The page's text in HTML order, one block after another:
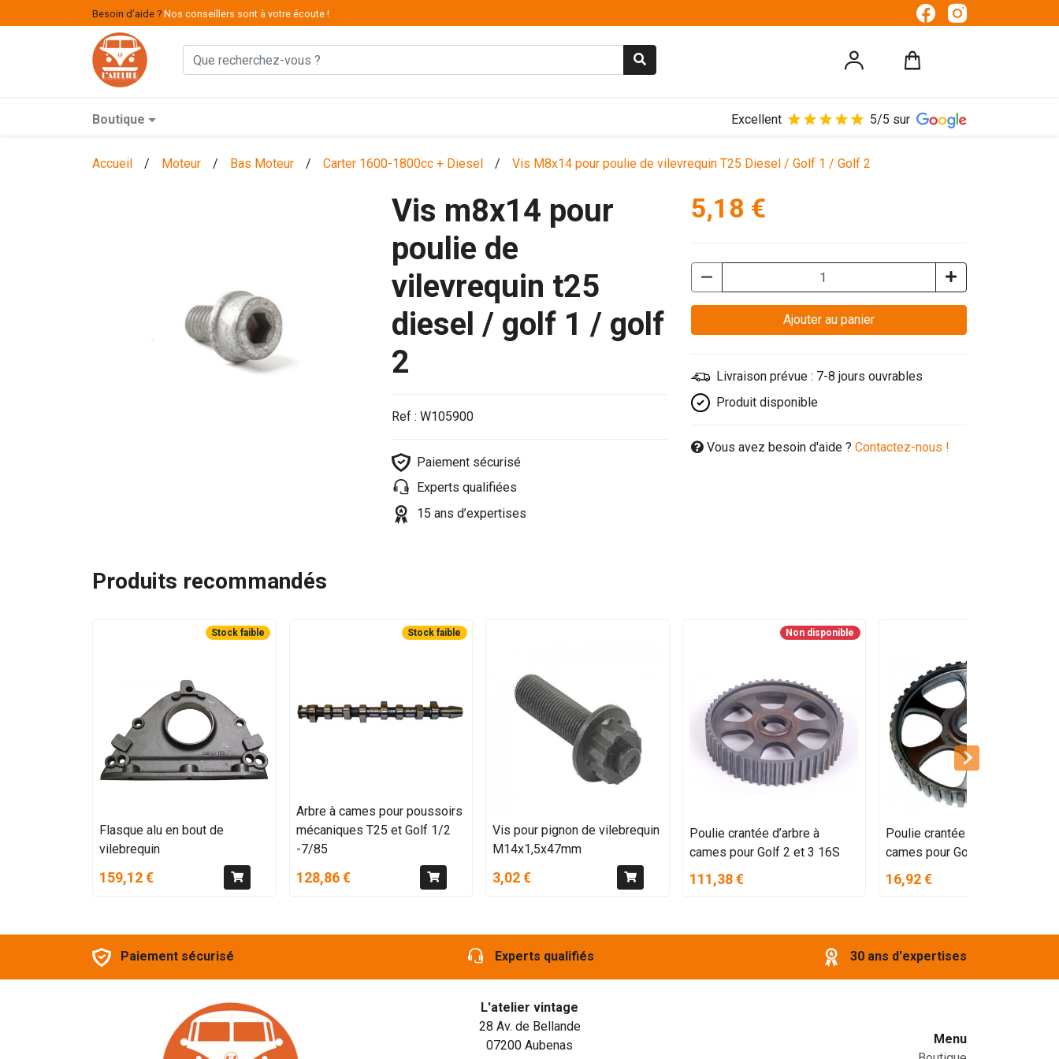
Besoin d’aide ? Nos conseillers sont à votre écoute !
Boutique Excellent 5/5 sur
Accueil / Moteur / Bas Moteur / Carter 1600-1800cc + Diesel / Vis M8x14 pour poulie de vilevrequin T25 Diesel / Golf 1 / Golf 2
Vis m8x14 pour
poulie de
vilevrequin t25
diesel / golf 1 / golf
2
Ref : W105900
Paiement sécurisé
Experts qualifiées
15 ans d’expertises
5,18 €
Ajouter au panier
Livraison prévue : 7-8 jours ouvrables
Produit disponible
Vous avez besoin d'aide ? Contactez-nous !
Produits recommandés
Stock faible
Flasque alu en bout de
vilebrequin
159,12 €
Stock faible
Arbre à cames pour poussoirs
mécaniques T25 et Golf 1/2
-7/85
128,86 €
Vis pour pignon de vilebrequin
M14x1,5x47mm
3,02 €
Non disponible
Poulie crantée d’arbre à
cames pour Golf 2 et 3 16S
111,38 €
Poulie crantée d’arbre à
cames pour Golf 1/2/3 et T4
16,92 €
Paiement sécurisé Experts qualifiés 30 ans d'expertises
L'atelier vintage
28 Av. de Bellande
07200 Aubenas
Menu